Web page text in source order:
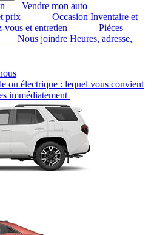
Vendre mon auto
prix Occasion Inventaire et
vous et entretien
Pièces
Nous joindre Heures, adresse,
ou électrique : lequel vous convient
immédiatement